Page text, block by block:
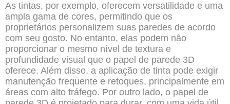
As tintas, por exemplo, oferecem versatilidade e uma
ampla gama de cores, permitindo que os
proprietários personalizem suas paredes de acordo
com seu gosto. No entanto, elas podem não
proporcionar o mesmo nível de textura e
profundidade visual que o papel de parede 3D
oferece. Além disso, a aplicação de tinta pode exigir
manutenção frequente e retoques, principalmente em
áreas com alto tráfego. Por outro lado, o papel de